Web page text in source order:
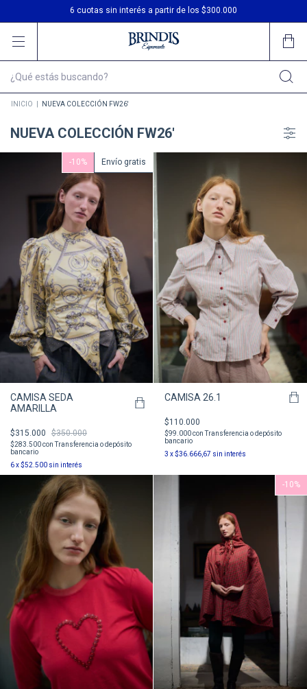
Envío gratis en compras desde $200.000
INICIO NUEVA COLECCIÓN FW26'
NUEVA COLECCIÓN FW26'
-10% Envío gratis
CAMISA SEDA
AMARILLA
$315.000 $350.000
$283.500con Transferencia o depósito
bancario
6x$52.500 sin interés
CAMISA 26.1
$110.000
$99.000con Transferencia o depósito
bancario
3 x$36.666,67 sin interés
-10%